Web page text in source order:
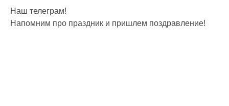
Наш телеграм!
Напомним про праздник и пришлем поздравление!